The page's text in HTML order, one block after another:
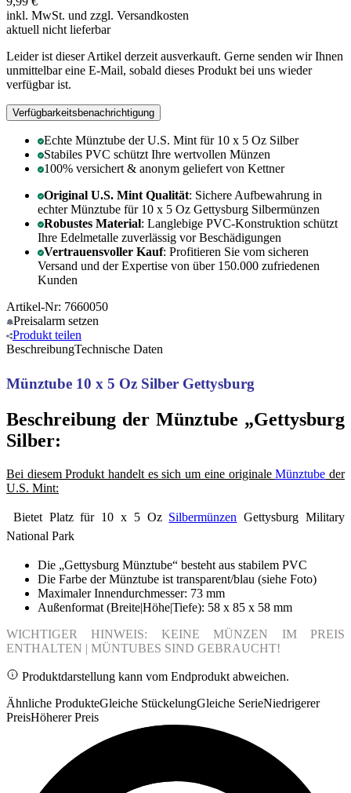
inkl. MwSt. und zzgl. Versandkosten
aktuell nicht lieferbar
Leider ist dieser Artikel derzeit ausverkauft. Gerne senden wir Ihnen
unmittelbar eine E-Mail, sobald dieses Produkt bei uns wieder
verfügbar ist.
Verfügbarkeitsbenachrichtigung
Echte Münztube der U.S. Mint für 10 x 5 Oz Silber
Stabiles PVC schützt Ihre wertvollen Münzen
100% versichert & anonym geliefert von Kettner
Original U.S. Mint Qualität: Sichere Aufbewahrung in
echter Münztube für 10 x 5 Oz Gettysburg Silbermünzen
Robustes Material: Langlebige PVC-Konstruktion schützt
Ihre Edelmetalle zuverlässig vor Beschädigungen
Vertrauensvoller Kauf: Profitieren Sie vom sicheren
Versand und der Expertise von über 150.000 zufriedenen
Kunden
Artikel-Nr: 7660050
Preisalarm setzen
Produkt teilen
BeschreibungTechnische Daten
Münztube 10 x 5 Oz Silber Gettysburg
Beschreibung der Münztube „Gettysburg
Silber:
Bei diesem Produkt handelt es sich um eine originaleMünztube der
U.S. Mint:
Bietet Platz für 10 x 5 Oz Silbermünzen Gettysburg Military
National Park
Die „Gettysburg Münztube“ besteht aus stabilem PVC
Die Farbe der Münztube ist transparent/blau (siehe Foto)
Maximaler Innendurchmesser: 73 mm
Außenformat (Breite|Höhe|Tiefe): 58 x 85 x 58 mm
WICHTIGER HINWEIS: KEINE MÜNZEN IM PREIS
ENTHALTEN | MÜNTUBES SIND GEBRAUCHT!
Produktdarstellung kann vom Endprodukt abweichen.
Ähnliche ProdukteGleiche StückelungGleiche SerieNiedrigerer
PreisHöherer Preis